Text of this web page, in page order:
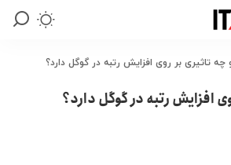
تاثیری بر روی افزایش رتبه در گوگل دارد؟
افزایش رتبه در گوگل دارد؟